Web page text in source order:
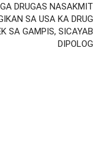
DRUGAS NASAKMIT
SA USA KA DRUG
SA GAMPIS, SICAYAB
DIPOLOG